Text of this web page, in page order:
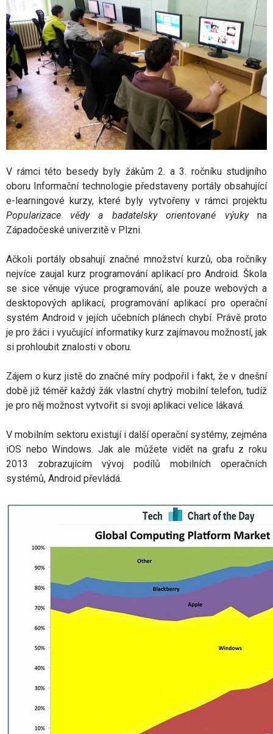
V rámci této besedy byly žákům 2. a 3. ročníku studijního
oboru Informační technologie představeny portály obsahující
e-learningové kurzy, které byly vytvořeny v rámci projektu
Popularizace vědy a badatelsky orientované výukyna
Západočeské univerzitě v Plzni.
Ačkoli portály obsahují značné množství kurzů, oba ročníky
nejvíce zaujal kurz programování aplikací pro Android. Škola
se sice věnuje výuce programování, ale pouze webových a
desktopových aplikací, programování aplikací pro operační
systém Android v jejích učebních plánech chybí. Právě proto
je pro žáci i vyučující informatiky kurz zajímavou možností, jak
si prohloubit znalosti v oboru.
Zájem o kurz jistě do značné míry podpořil i fakt, že v dnešní
době již téměř každý žák vlastní chytrý mobilní telefon, tudíž
je pro něj možnost vytvořit si svoji aplikaci velice lákavá.
V mobilním sektoru existují i další operační systémy, zejména
iOS nebo Windows. Jak ale můžete vidět na grafu z roku
2013 zobrazujícím vývoj podílů mobilních operačních
systémů, Android převládá.